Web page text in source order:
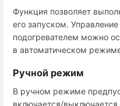
Функция позволяет
его запуском.
подогревателем можно
в автоматическом
Ручной режим
В ручном режиме
включается/